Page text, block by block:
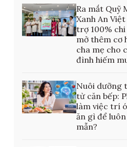
Ra mắt Quỹ
Xanh An
trợ 100% chi
mở thêm cơ
cha mẹ cho
đình hiếm
Nuôi dưỡng
từ căn bếp:
làm việc trí
ăn gì để
mẫn?